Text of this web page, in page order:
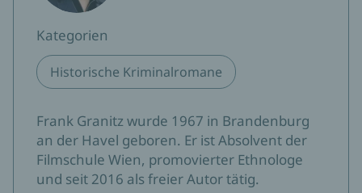
Kategorien
Historische Kriminalromane
Frank Granitz wurde 1967 in Brandenburg
an der Havel geboren. Er ist Absolvent der
Filmschule Wien, promovierter Ethnologe
und seit 2016 als freier Autor tätig.